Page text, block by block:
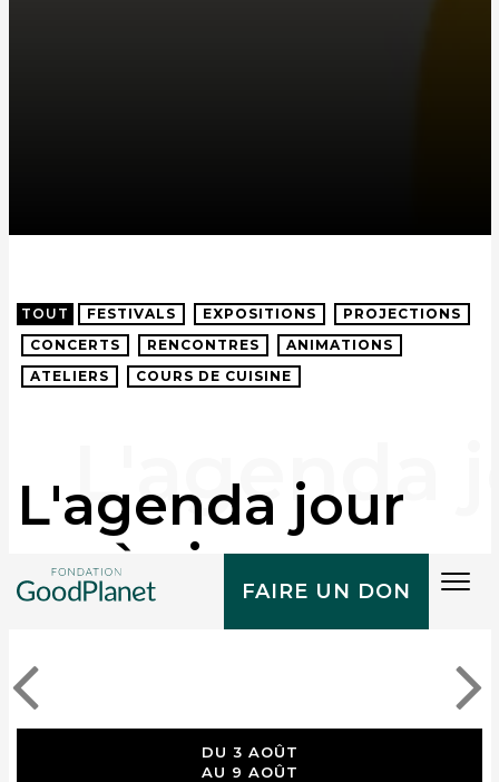
FAIRE UN DON
TOUT FESTIVALS EXPOSITIONS
PROJECTIONS
CONCERTS
RENCONTRES
ANIMATIONS
ATELIERS
COURS DE CUISINE
L'agenda jour
après jour
DU 3 AOÛT
AU 9 AOÛT